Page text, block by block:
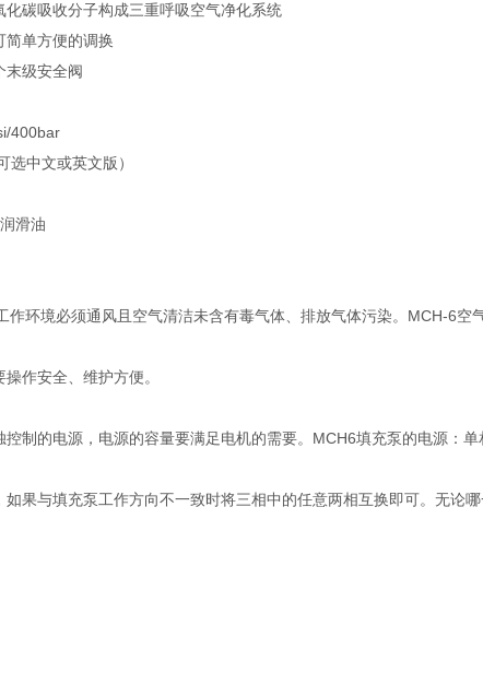
化碳吸收分子构成三重呼吸空气净化系统
简单方便的调换
末级安全阀
400bar
选中文或英文版）
滑油
作环境必须通风且空气清洁未含有毒气体、排放气体污染。MCH-6
作安全、维护方便。
制的电源，电源的容量要满足电机的需要。MCH6填充泵的电源：
果与填充泵工作方向不一致时将三相中的任意两相互换即可。无论